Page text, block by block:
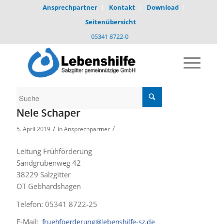
Ansprechpartner Kontakt
Download
Seitenübersicht
05341 8722-0
Nele Schaper
5. April 2019 / inAnsprechpartner /
Leitung Frühförderung
Sandgrubenweg 42
38229 Salzgitter
OT Gebhardshagen
Telefon: 05341 8722-25
E-Mail: